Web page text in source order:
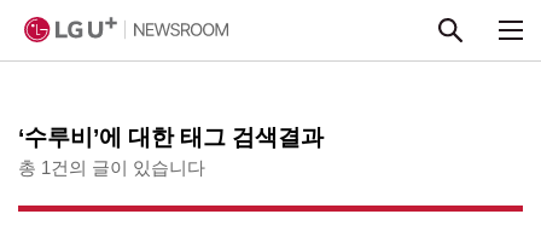
‘수루비’에 대한 태그 검색결과
총 1건의 글이 있습니다